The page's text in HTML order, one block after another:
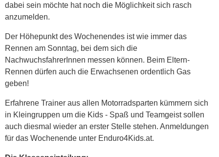
dabei sein möchte hat noch die Möglichkeit sich rasch
anzumelden.
Der Höhepunkt des Wochenendes ist wie immer das
Rennen am Sonntag, bei dem sich die
NachwuchsfahrerInnen messen können. Beim Eltern-
Rennen dürfen auch die Erwachsenen ordentlich Gas
geben!
Erfahrene Trainer aus allen Motorradsparten kümmern sich
in Kleingruppen um die Kids - Spaß und Teamgeist sollen
auch diesmal wieder an erster Stelle stehen. Anmeldungen
für das Wochenende unter Enduro4Kids.at.